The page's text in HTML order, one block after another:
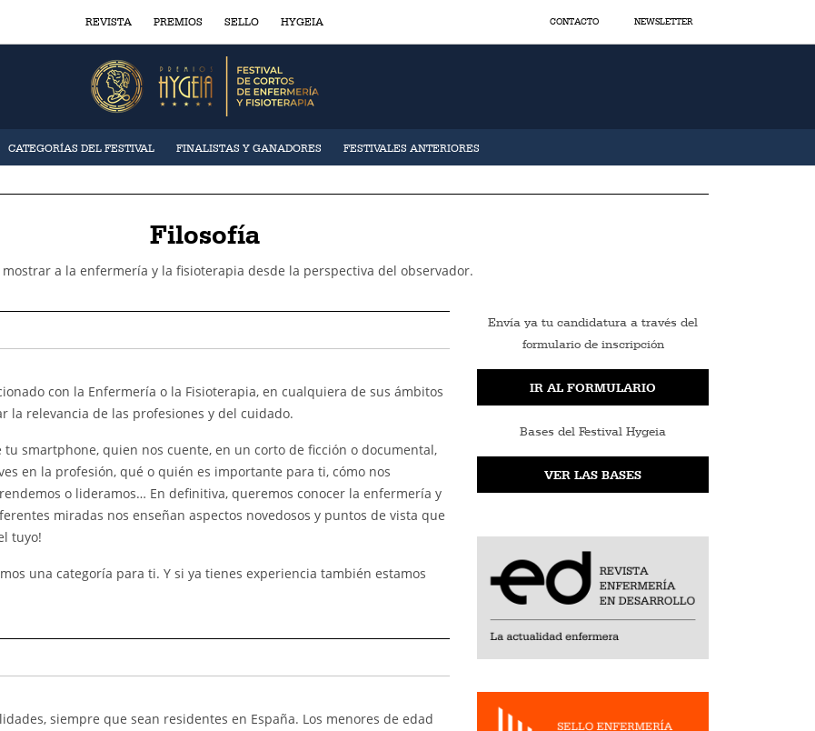
REVISTA PREMIOS SELLO HYGEIA CONTACTO NEWSLETTER
CATEGORÍAS DEL FESTIVAL FINALISTAS Y GANADORES FESTIVALES ANTERIORES
Filosofía
mostrar a la enfermería y la fisioterapia desde la perspectiva del observador.
con la Enfermería o la Fisioterapia, en cualquiera de sus ámbitos
la relevancia de las profesiones y del cuidado.
smartphone, quien nos cuente, en un corto de ficción o documental,
en la profesión, qué o quién es importante para ti, cómo nos
o lideramos… En definitiva, queremos conocer la enfermería y
miradas nos enseñan aspectos novedosos y puntos de vista que
tuyo!
una categoría para ti. Y si ya tienes experiencia también estamos
siempre que sean residentes en España. Los menores de edad
Envía ya tu candidatura a través del
formulario de inscripción
IR AL FORMULARIO
Bases del Festival Hygeia
VER LAS BASES